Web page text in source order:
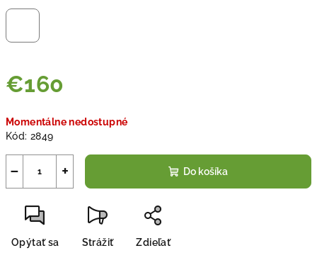
€160
cena:
Momentálne nedostupné
Kód: 2849
+
− Do košíka
Opýtať sa Strážiť Zdieľať